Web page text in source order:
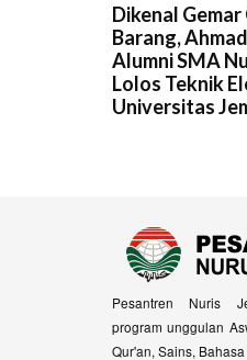
Dikenal
Barang,
Alumni SMA
Lolos Teknik
Universitas
Pesantren Nuris
program unggulan
Qur'an, Sains,